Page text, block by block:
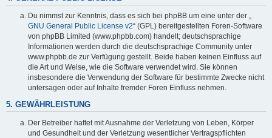
Du nimmst zur Kenntnis, dass es sich bei phpBB um eine unter der „
GNU General Public License v2“ (GPL) bereitgestellten Foren-Software
von phpBB Limited (www.phpbb.com) handelt; deutschsprachige
Informationen werden durch die deutschsprachige Community unter
www.phpbb.de zur Verfügung gestellt. Beide haben keinen Einfluss auf
die Art und Weise, wie die Software verwendet wird. Sie können
insbesondere die Verwendung der Software für bestimmte Zwecke nicht
untersagen oder auf Inhalte fremder Foren Einfluss nehmen.
5. GEWÄHRLEISTUNG
Der Betreiber haftet mit Ausnahme der Verletzung von Leben, Körper
und Gesundheit und der Verletzung wesentlicher Vertragspflichten